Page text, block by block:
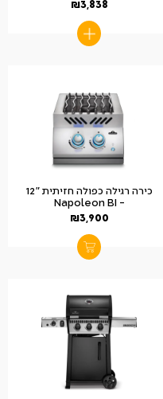
₪3,838
כירה רגילה כפולה חזיתית "12
– Napoleon BI
₪3,900